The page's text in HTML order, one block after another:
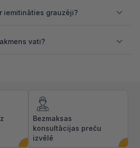
iemitināties grauzēji?
vati?
Bezmaksas
konsultācijas preču
izvēlē